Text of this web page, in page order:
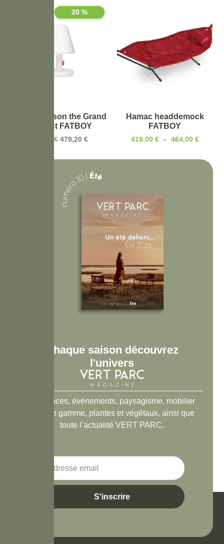
20 %
Lampe Edison the Grand
connect FATBOY
599,00€ 479,20€
Hamac headdemock
FATBOY
419,00 € – 464,00 €
Chaque saison découvrez
l'univers
Tendances, événements, paysagisme, mobilier
haut de gamme, plantes et végétaux, ainsi que
toute l’actualité VERT PARC.
S'inscrire